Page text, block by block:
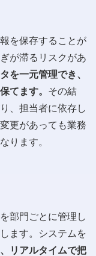
を保存することが
が滞るリスクがあ
を一元管理でき、
てます。 その結
、担当者に依存し
更があっても業務
ります。
部門ごとに管理し
ます。システムを
リアルタイムで把